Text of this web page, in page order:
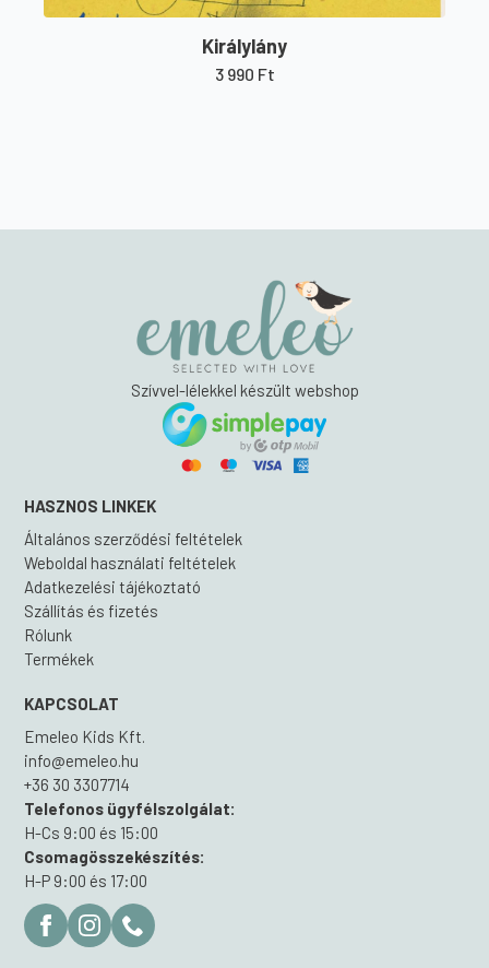
Királylány
3 990 Ft
Szívvel-lélekkel készült webshop
HASZNOS LINKEK
Általános szerződési feltételek
Weboldal használati feltételek
Adatkezelési tájékoztató
Szállítás és fizetés
Rólunk
Termékek
KAPCSOLAT
Emeleo Kids Kft.
info@emeleo.hu
+36 30 3307714
Telefonos ügyfélszolgálat:
H-Cs 9:00 és 15:00
Csomagösszekészítés:
H-P 9:00 és 17:00